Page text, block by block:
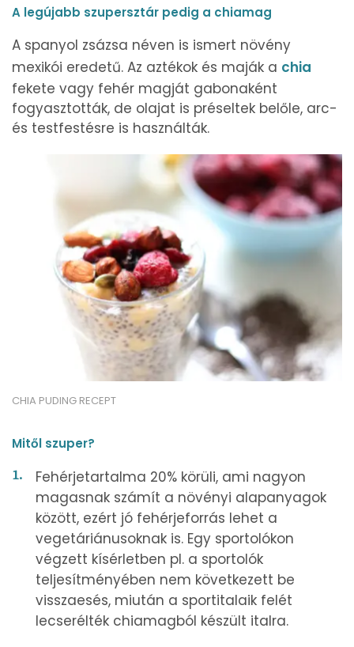
A legújabb szupersztár pedig a chiamag
A spanyol zsázsa néven is ismert növény
mexikói eredetű. Az aztékok és maják a chia
fekete vagy fehér magját gabonaként
fogyasztották, de olajat is préseltek belőle, arc-
és testfestésre is használták.
CHIA PUDING RECEPT
Mitől szuper?
Fehérjetartalma 20% körüli, ami nagyon
magasnak számít a növényi alapanyagok
között, ezért jó fehérjeforrás lehet a
vegetáriánusoknak is. Egy sportolókon
végzett kísérletben pl. a sportolók
teljesítményében nem következett be
visszaesés, miután a sportitalaik felét
lecserélték chiamagból készült italra.